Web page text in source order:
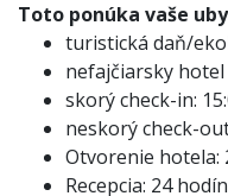
Toto ponúka vaše
turistická daň/
nefajčiarsky hotel
skorý check-in:
neskorý check-
Otvorenie hotela:
Recepcia: 24